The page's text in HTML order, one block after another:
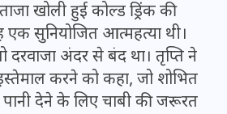
खोली हुई कोल्ड ड्रिंक की
सुनियोजित आत्महत्या थी।
दरवाजा अंदर से बंद था। तृप्ति ने
करने को कहा, जो शोभित
देने के लिए चाबी की जरूरत
में लेखपाल के पदों
का विज्ञापन जारी,
शुरू होंगे आवेदन
16 दिसम्बर 2025